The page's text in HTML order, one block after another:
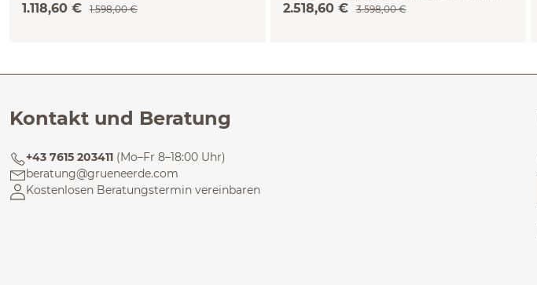
1.118,60 € 1.598,00 € 2.518,60 € 3.598,00 €
Kontakt und Beratung
+43 7615 203411 (Mo–Fr 8–18:00 Uhr)
beratung@grueneerde.com
Kostenlosen Beratungstermin vereinbaren